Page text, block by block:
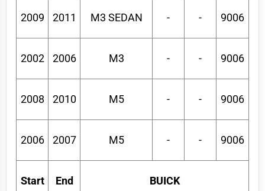
2009 2011 M3 SEDAN - - 9006
2002 2006 M3 - - 9006
2008 2010 M5 - - 9006
2006 2007 M5 - - 9006
Start End BUICK